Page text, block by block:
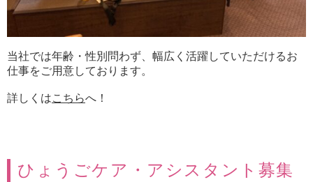
当社では年齢・性別問わず、幅広く活躍していただけるお
仕事をご用意しております。
詳しくはこちらへ！
ひょうごケア・アシスタント募集